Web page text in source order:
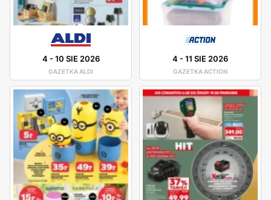
4 -10 SIE 2026
GAZETKA ALDI
4 -11 SIE 2026
GAZETKA ACTION